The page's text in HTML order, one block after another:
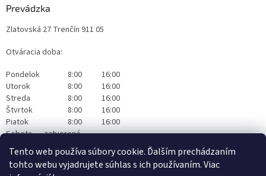
Tento web používa súbory cookie. Ďalším prechádzaním
tohto webu vyjadrujete súhlas s ich používaním. Viac
Prevádzka
Zlatovská 27 Trenčín 911 05
Otváracia doba:
Pondelok
8:00
16:00
Utorok
8:00
16:00
Streda
8:00
16:00
Štvrtok
8:00
16:00
Piatok
8:00
16:00
Sobota
zatvorené
Nedeľa
zatvorené